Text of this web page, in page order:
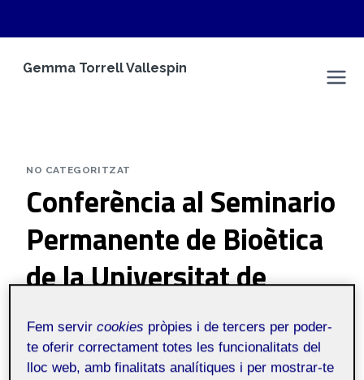
Gemma Torrell Vallespin
NO CATEGORITZAT
Conferència al Seminario
Permanente de Bioètica
de la Universitat de
València
PerGemma Torrell Vallespin 1 abril, 2025
Fem servircookies pròpies i de tercers per poder-
te oferir correctament totes les funcionalitats del
lloc web, amb finalitats analítiques i per mostrar-te